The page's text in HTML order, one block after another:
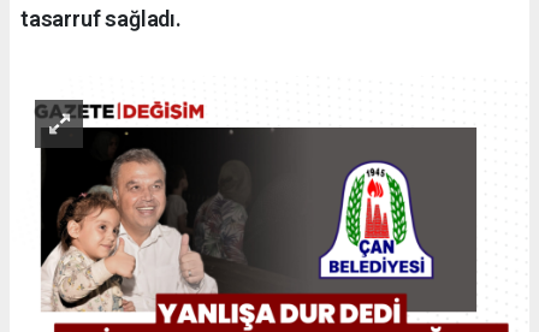
tasarruf sağladı.